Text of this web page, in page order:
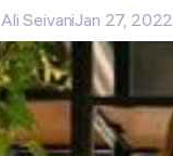
Ali SeivaniJan 27, 2022